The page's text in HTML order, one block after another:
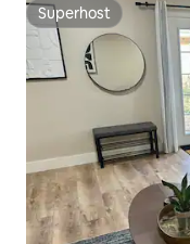
Superhost
Superhost